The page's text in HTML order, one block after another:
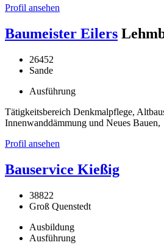
Profil ansehen
Baumeister Eilers
26452
Sande
Ausführung
Tätigkeitsbereich Denkmalpflege,
Innenwanddämmung und Neues Bauen,
Profil ansehen
Bauservice Kießig
38822
Groß Quenstedt
Ausbildung
Ausführung